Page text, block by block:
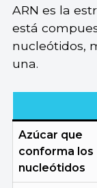
ARN es la
está
nucleótidos,
una.
Azúcar que
conforma los
nucleótidos